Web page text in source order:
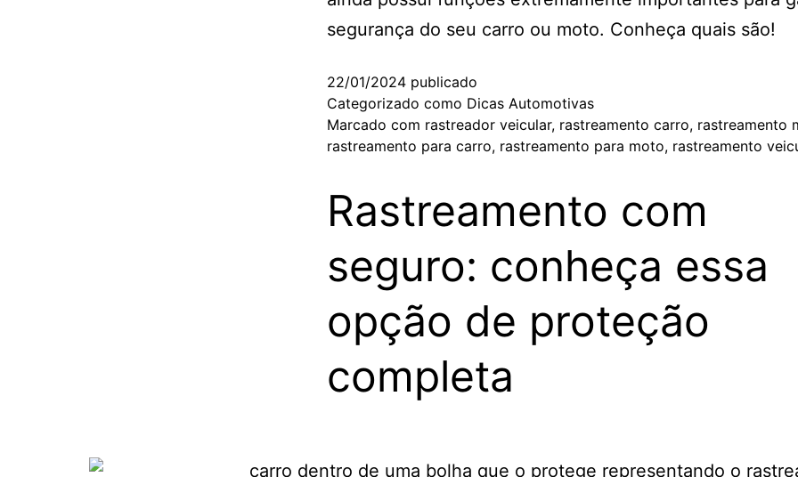
segurança do seu carro ou moto. Conheça quais são!
22/01/2024 publicado
Categorizado como Dicas Automotivas
Marcado com rastreador veicular, rastreamento carro, rastreamento
rastreamento para carro, rastreamento para moto, rastreamento
Rastreamento com
seguro: conheça essa
opção de proteção
completa